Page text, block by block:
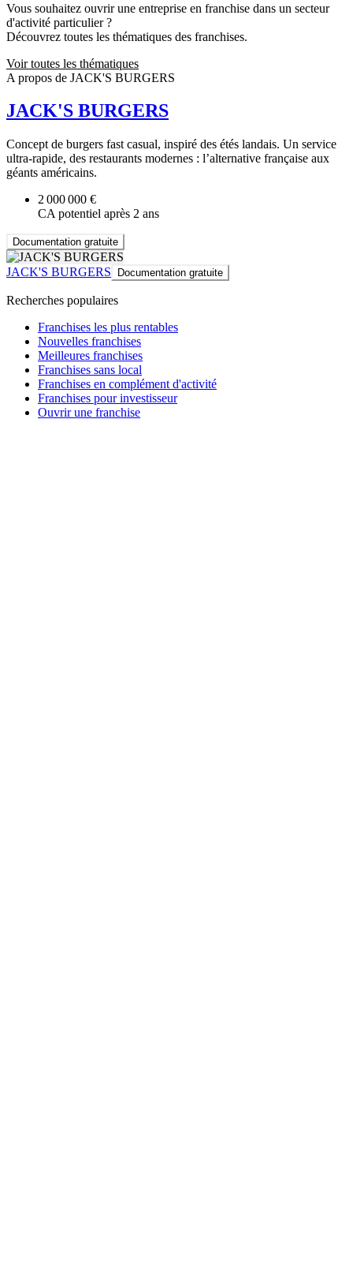
Vous souhaitez ouvrir une entreprise en franchise dans un secteur
d'activité particulier ?
Découvrez toutes les thématiques des franchises.
Voir toutes les thématiques
A propos de JACK'S BURGERS
JACK'S BURGERS
Concept de burgers fast casual, inspiré des étés landais. Un service
ultra-rapide, des restaurants modernes : l’alternative française aux
géants américains.
2 000 000 €
CA potentiel après 2 ans
Documentation gratuite
JACK'S BURGERS Documentation gratuite
Recherches populaires
Franchises les plus rentables
Nouvelles franchises
Meilleures franchises
Franchises sans local
Franchises en complément d'activité
Franchises pour investisseur
Ouvrir une franchise